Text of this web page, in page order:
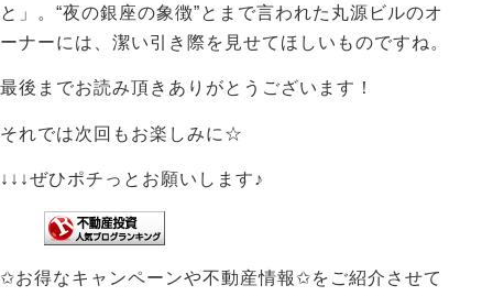
と」。“夜の銀座の象徴”とまで言われた丸源ビルのオ
ーナーには、潔い引き際を見せてほしいものですね。
最後までお読み頂きありがとうございます！
それでは次回もお楽しみに☆
↓↓↓ぜひポチっとお願いします♪
✩お得なキャンペーンや不動産情報✩をご紹介させて